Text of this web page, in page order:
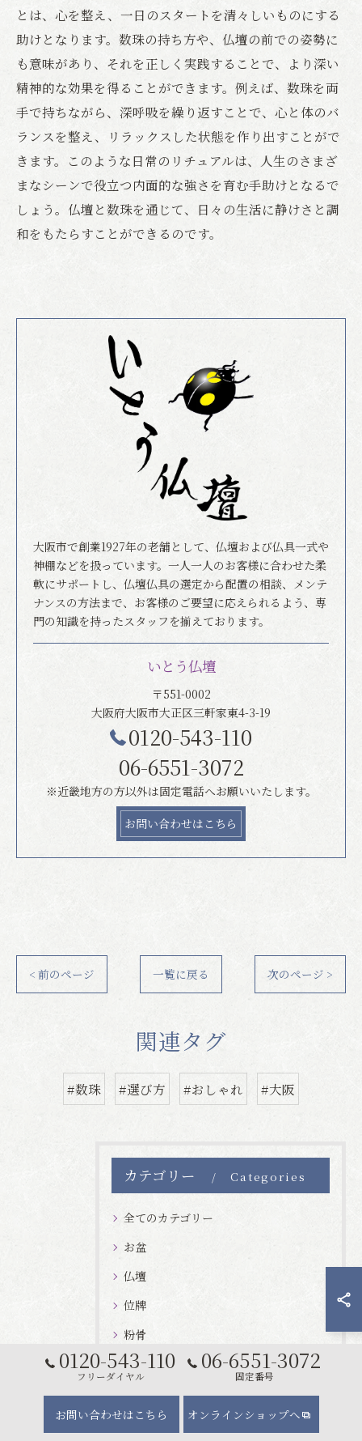
とは、心を整え、一日のスタートを清々しいものにする
助けとなります。数珠の持ち方や、仏壇の前での姿勢に
も意味があり、それを正しく実践することで、より深い
精神的な効果を得ることができます。例えば、数珠を両
手で持ちながら、深呼吸を繰り返すことで、心と体のバ
ランスを整え、リラックスした状態を作り出すことがで
きます。このような日常のリチュアルは、人生のさまざ
まなシーンで役立つ内面的な強さを育む手助けとなるで
しょう。仏壇と数珠を通じて、日々の生活に静けさと調
和をもたらすことができるのです。
大阪市で創業1927年の老舗として、仏壇および仏具一式や
神棚などを扱っています。一人一人のお客様に合わせた柔
軟にサポートし、仏壇仏具の選定から配置の相談、メンテ
ナンスの方法まで、お客様のご要望に応えられるよう、専
門の知識を持ったスタッフを揃えております。
いとう仏壇
〒551-0002
大阪府大阪市大正区三軒家東4-3-19
0120-543-110
06-6551-3072
※近畿地方の方以外は固定電話へお願いいたします。
お問い合わせはこちら
< 前のページ 一覧に戻る 次のページ >
関連タグ
#数珠 #選び方 #おしゃれ #大阪
カテゴリー Categories
全てのカテゴリー
お盆
仏壇
位牌
粉骨
線香
数珠
その他
0120-543-110
フリーダイヤル
06-6551-3072
固定番号
お問い合わせはこちら オンラインショップへ